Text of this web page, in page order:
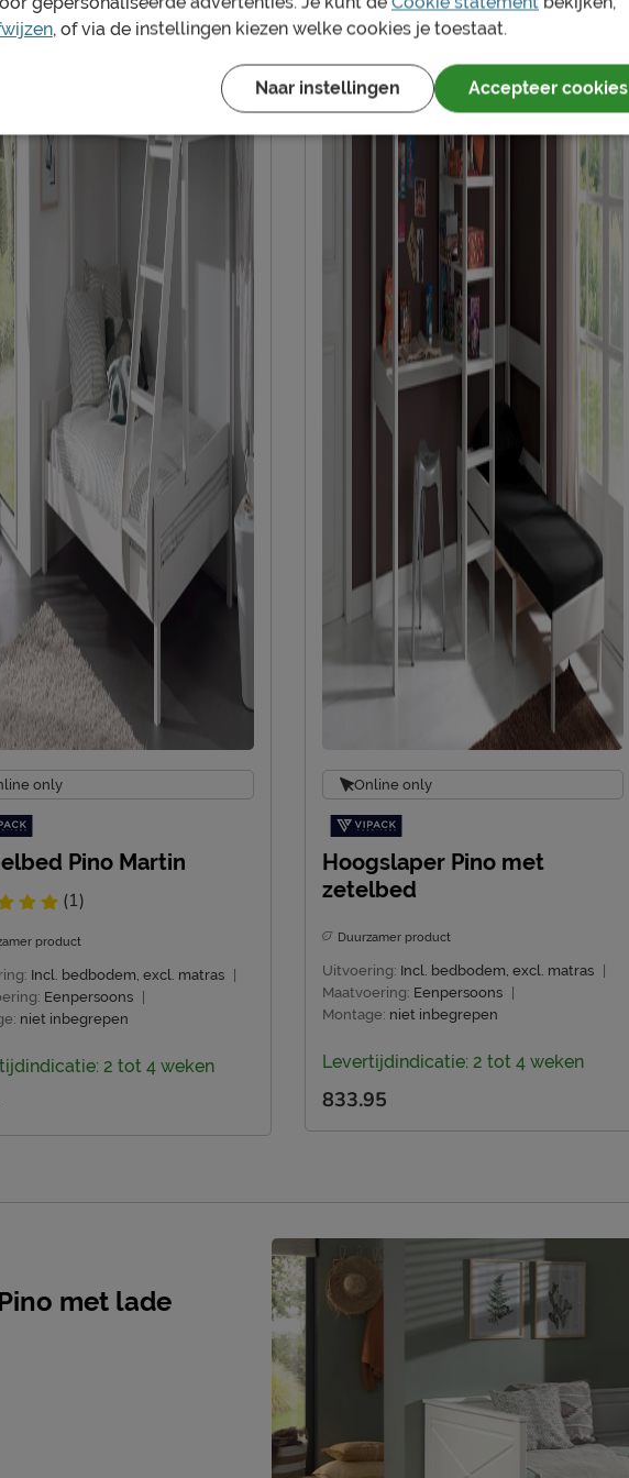
Garantie
Montage
Leveranciersinformatie
Emailadres
only
Pino Martin
(1)
product
Incl. bedbodem, excl. matras
Eenpersoons
niet inbegrepen
2 tot 4 weken
Online only
Hoogslaper Pino met
zetelbed
Duurzamer product
Uitvoering: Incl. bedbodem, excl. matras
Maatvoering: Eenpersoons
Montage: niet inbegrepen
Levertijdindicatie: 2 tot 4 weken
833.95
met lade
, of via de instellingen kiezen welke cookies je toestaat.
Naar instellingen Accepteer cookies